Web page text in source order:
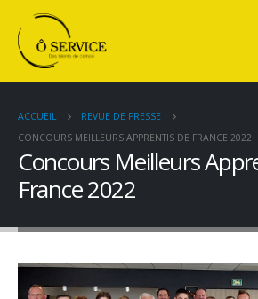
ACCUEIL
REVUE DE PRESSE
CONCOURS MEILLEURS APPRENTIS DE FRANCE 2022
Concours Meilleurs
France 2022